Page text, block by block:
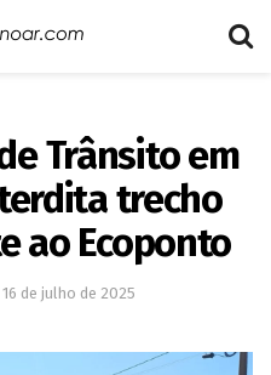
Trânsito em
trecho
ao Ecoponto
16 de julho de 2025